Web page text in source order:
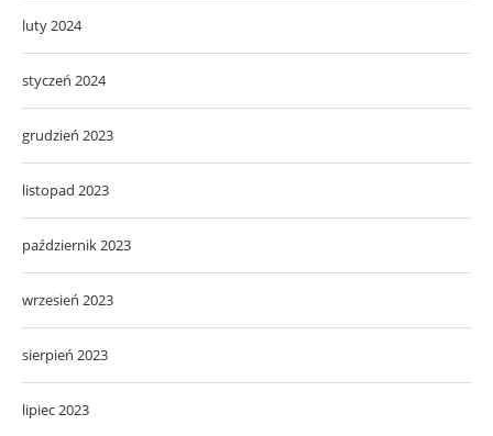
luty 2024
styczeń 2024
grudzień 2023
listopad 2023
październik 2023
wrzesień 2023
sierpień 2023
lipiec 2023